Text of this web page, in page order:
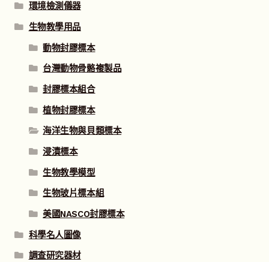
環境檢測儀器
生物教學用品
動物封膠標本
台灣動物骨骼複製品
封膠標本組合
植物封膠標本
海洋生物與貝類標本
浸漬標本
生物教學模型
生物玻片標本組
美國NASCO封膠標本
科學名人圖像
調查研究器材